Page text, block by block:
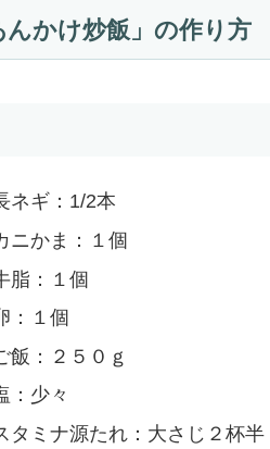
んかけ炒飯」の作り方
ネギ：1/2本
ニかま：１個
脂：１個
：１個
飯：２５０ｇ
：少々
タミナ源たれ：大さじ２杯半